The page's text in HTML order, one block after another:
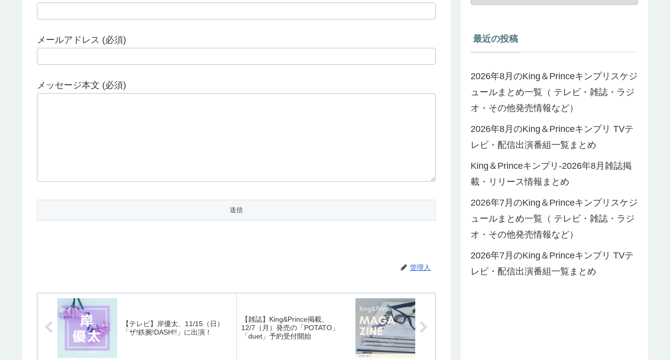
メールアドレス (必須)
メッセージ本文 (必須)
管理人
【テレビ】岸優太、11/15（日）
「ザ!鉄腕!DASH!!」に出演！
【雑誌】King&Prince掲載、
12/7（月）発売の「POTATO」
「duet」予約受付開始
最近の投稿
2026年8月のKing＆Princeキンプリスケジ
ュールまとめ一覧（ テレビ・雑誌・ラジ
オ・その他発売情報など）
2026年8月のKing＆Princeキンプリ TVテ
レビ・配信出演番組一覧まとめ
King＆Princeキンプリ-2026年8月雑誌掲
載・リリース情報まとめ
2026年7月のKing＆Princeキンプリスケジ
ュールまとめ一覧（ テレビ・雑誌・ラジ
オ・その他発売情報など）
2026年7月のKing＆Princeキンプリ TVテ
レビ・配信出演番組一覧まとめ